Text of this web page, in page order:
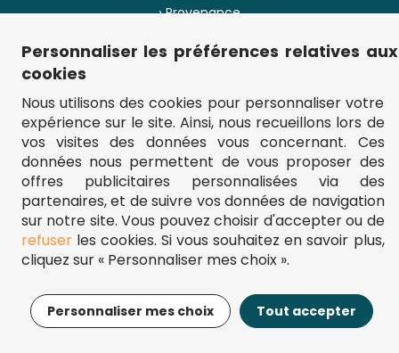
9,95€ Ajouter au panier
› Provenance
› Plan du site
** Frais d'envoi = 6,95 € (France) / gratuit à partir de 45 €.
fou-de-puzzle.com : le site référence pour acheter des puzzles de
qualité à bon prix.
© Fou-de-puzzle.com 2011 - 2026
Personnaliser les préférences relatives aux
cookies
Nous utilisons des cookies pour personnaliser votre
expérience sur le site. Ainsi, nous recueillons lors de
vos visites des données vous concernant. Ces
données nous permettent de vous proposer des
offres publicitaires personnalisées via des
partenaires, et de suivre vos données de navigation
sur notre site. Vous pouvez choisir d'accepter ou de
refuserles cookies. Si vous souhaitez en savoir plus,
cliquez sur « Personnaliser mes choix ».
Personnaliser mes choix Tout accepter